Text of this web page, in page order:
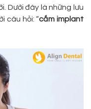
Dưới đây là những lưu
câu hỏi: “cắm implant